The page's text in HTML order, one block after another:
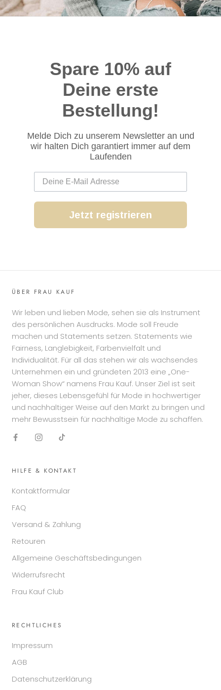
Spare 10% auf
Deine erste
Bestellung!
Melde Dich zu unserem Newsletter an und
wir halten Dich garantiert immer auf dem
Laufenden
Jetzt registrieren
ÜBER FRAU KAUF
Wir leben und lieben Mode, sehen sie als Instrument
des persönlichen Ausdrucks. Mode soll Freude
machen und Statements setzen. Statements wie
Fairness, Langlebigkeit, Farbenvielfalt und
Individualität. Für all das stehen wir als wachsendes
Unternehmen ein und gründeten 2013 eine „One-
Woman Show“ namens Frau Kauf. Unser Ziel ist seit
jeher, dieses Lebensgefühl für Mode in hochwertiger
und nachhaltiger Weise auf den Markt zu bringen und
mehr Bewusstsein für nachhaltige Mode zu schaffen.
HILFE & KONTAKT
Kontaktformular
FAQ
Versand & Zahlung
Retouren
Allgemeine Geschäftsbedingungen
Widerrufsrecht
Frau Kauf Club
RECHTLICHES
Impressum
AGB
Datenschutzerklärung